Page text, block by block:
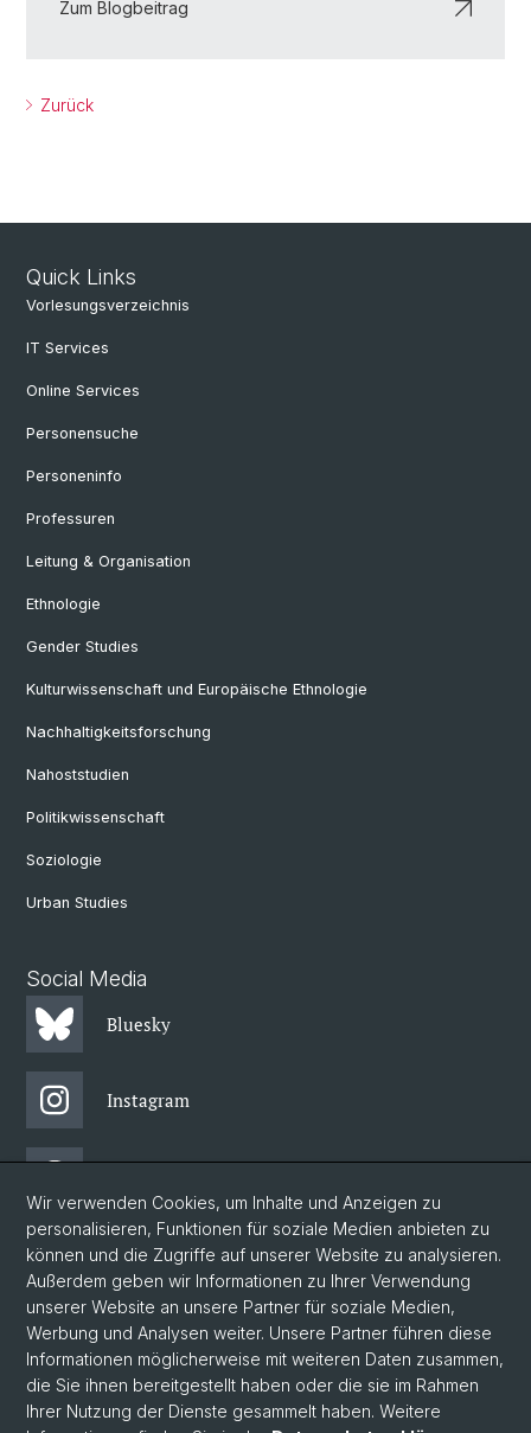
Zum Blogbeitrag
Zurück
Quick Links
Vorlesungsverzeichnis
IT Services
Online Services
Personensuche
Personeninfo
Professuren
Leitung & Organisation
Ethnologie
Gender Studies
Kulturwissenschaft und Europäische Ethnologie
Nachhaltigkeitsforschung
Nahoststudien
Politikwissenschaft
Soziologie
Urban Studies
Social Media
Bluesky
Instagram
Facebook
Newsletter
© Universität Basel
Wir verwenden Cookies, um Inhalte und Anzeigen zu
personalisieren, Funktionen für soziale Medien anbieten zu
können und die Zugriffe auf unserer Website zu analysieren.
Außerdem geben wir Informationen zu Ihrer Verwendung
unserer Website an unsere Partner für soziale Medien,
Werbung und Analysen weiter. Unsere Partner führen diese
Informationen möglicherweise mit weiteren Daten zusammen,
die Sie ihnen bereitgestellt haben oder die sie im Rahmen
Ihrer Nutzung der Dienste gesammelt haben. Weitere